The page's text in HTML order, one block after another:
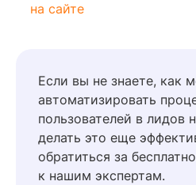
на сайте
Если вы не знаете, как
автоматизировать
пользователей в лидов
делать это еще
обратиться за
к нашим экспертам.